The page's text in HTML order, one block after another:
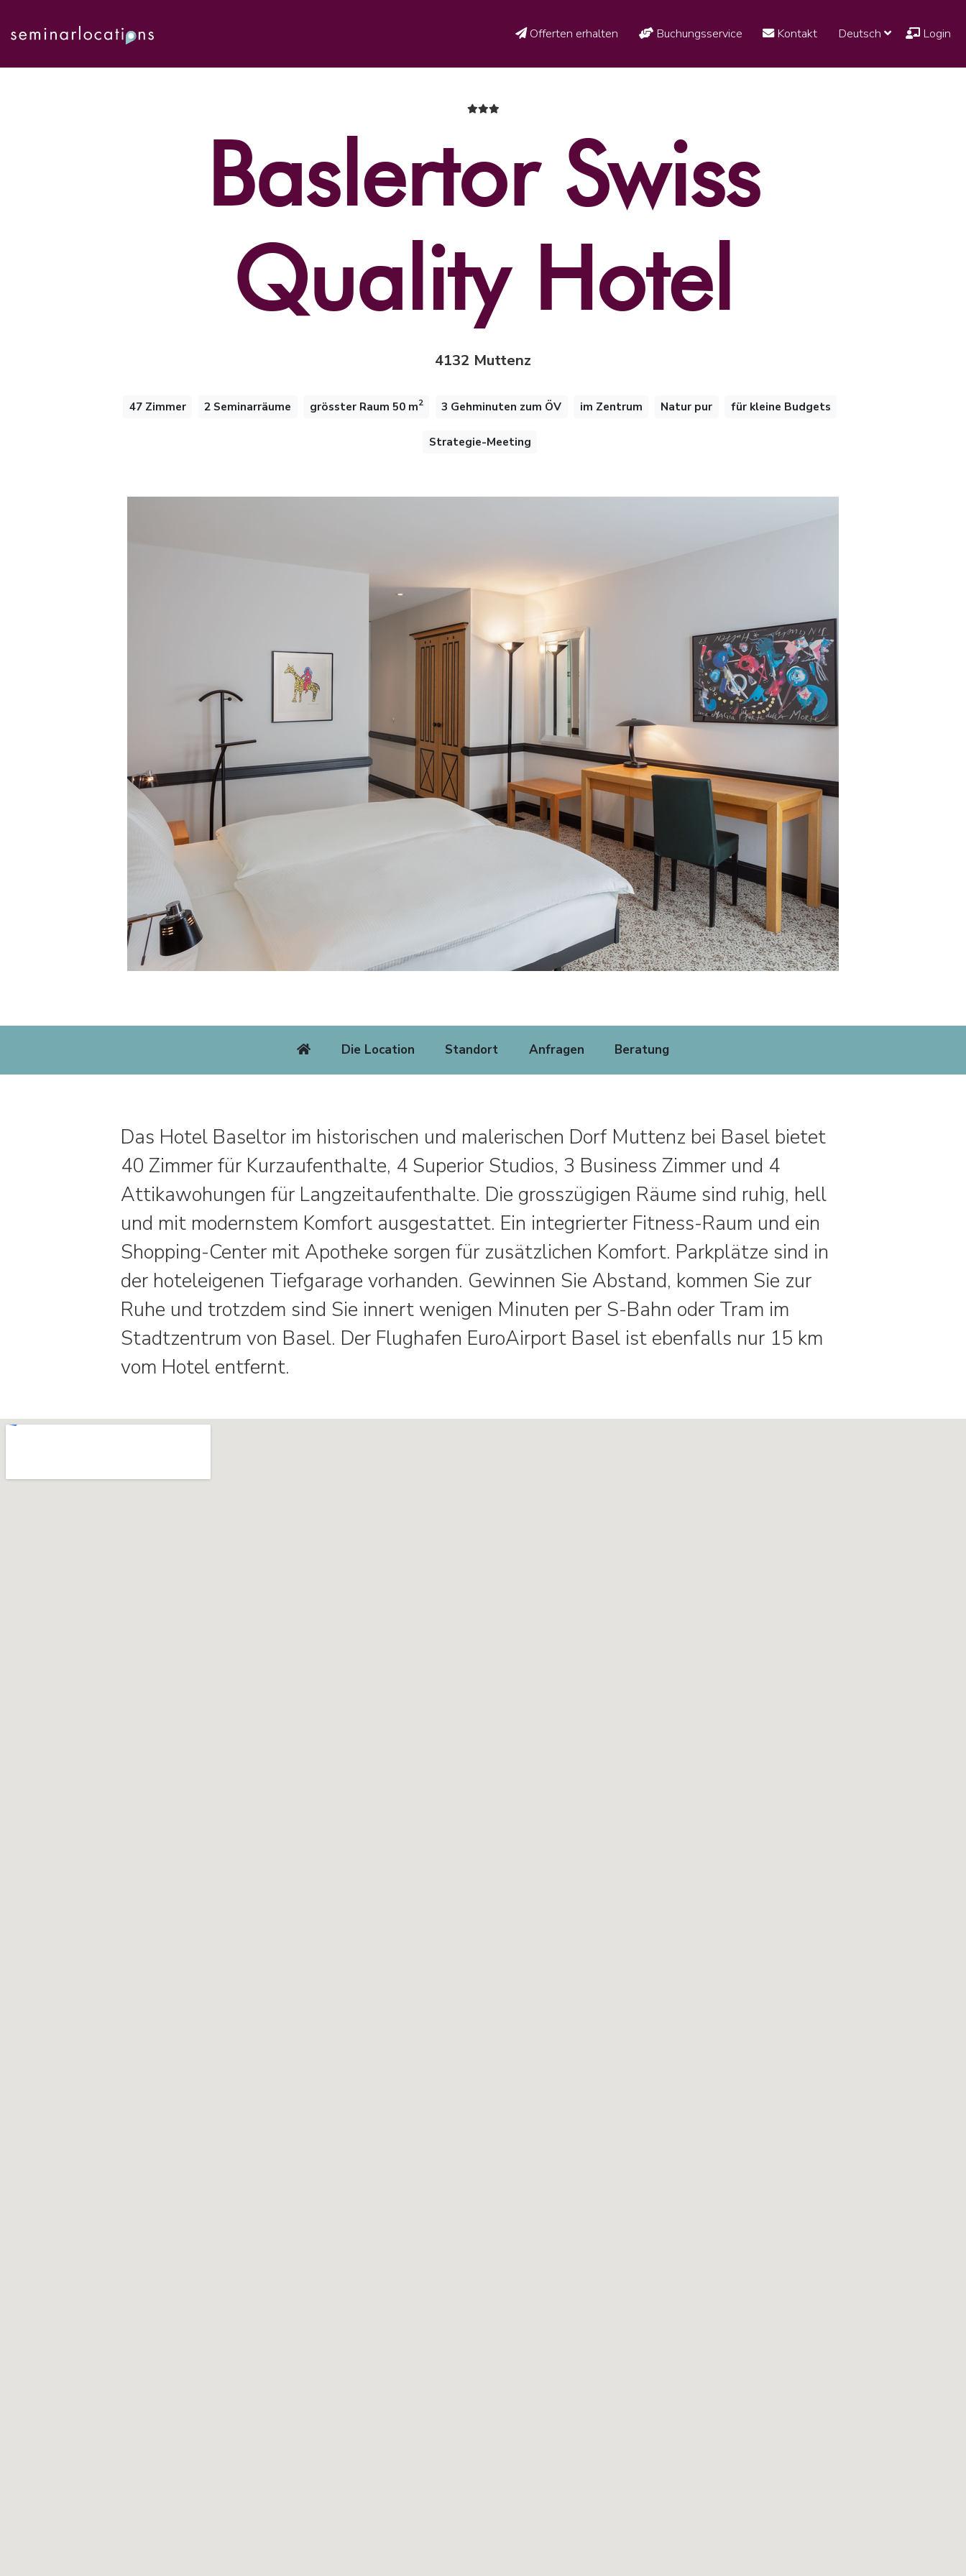
Offerten erhalten Buchungsservice Kontakt Deutsch Login
Baslertor Swiss
Quality Hotel
4132 Muttenz
47 Zimmer 2 Seminarräume grösster Raum 50 m2 3 Gehminuten zum ÖV im Zentrum Natur pur für kleine Budgets
Strategie-Meeting
Die Location Standort Anfragen Beratung
Das Hotel Baseltor im historischen und malerischen Dorf Muttenz bei Basel bietet
40 Zimmer für Kurzaufenthalte, 4 Superior Studios, 3 Business Zimmer und 4
Attikawohungen für Langzeitaufenthalte. Die grosszügigen Räume sind ruhig, hell
und mit modernstem Komfort ausgestattet. Ein integrierter Fitness-Raum und ein
Shopping-Center mit Apotheke sorgen für zusätzlichen Komfort. Parkplätze sind in
der hoteleigenen Tiefgarage vorhanden. Gewinnen Sie Abstand, kommen Sie zur
Ruhe und trotzdem sind Sie innert wenigen Minuten per S-Bahn oder Tram im
Stadtzentrum von Basel. Der Flughafen EuroAirport Basel ist ebenfalls nur 15 km
vom Hotel entfernt.